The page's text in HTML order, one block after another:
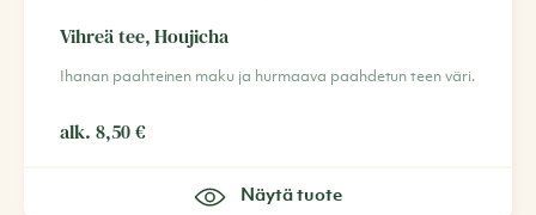
Vihreä tee, Houjicha
Ihanan paahteinen maku ja hurmaava paahdetun teen väri.
alk. 8,50€
Näytä tuote